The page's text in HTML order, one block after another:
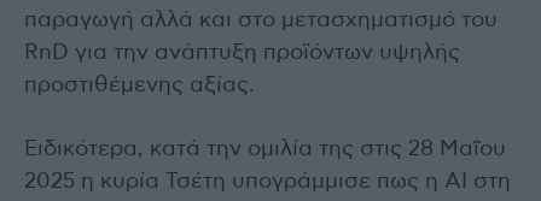
παραγωγή αλλά και στο μετασχηματισμό του
RnD για την ανάπτυξη προϊόντων υψηλής
προστιθέμενης αξίας.
Ειδικότερα, κατά την ομιλία της στις 28 Μαΐου
2025 η κυρία Τσέτη υπογράμμισε πως η ΑΙ στη